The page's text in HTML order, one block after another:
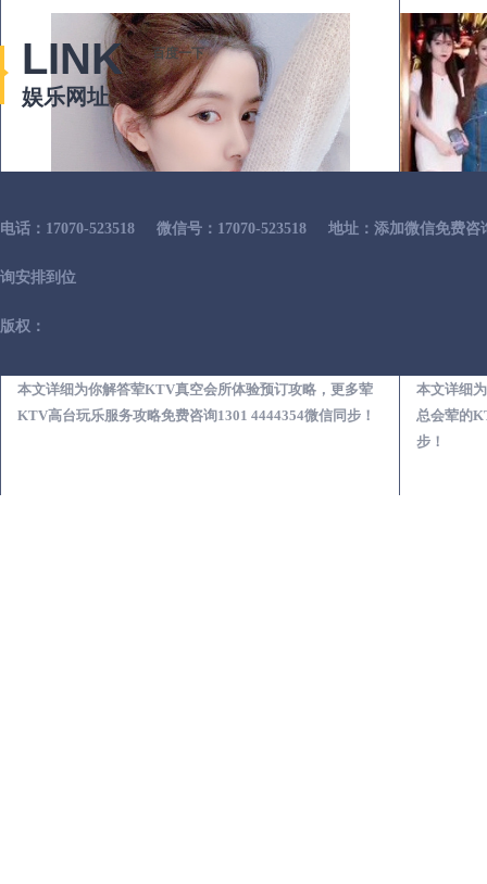
本文详细为你解答荤KTV真空会所体验预订攻略，更多荤
KTV高台玩乐服务攻略免费咨询1301 4444354微信同步！
本文详细
总会荤的
步！
LINK
娱乐网址
百度一下
电话：17070-523518 微信号：17070-523518 地址：添加微信免费
询安排到位
版权：